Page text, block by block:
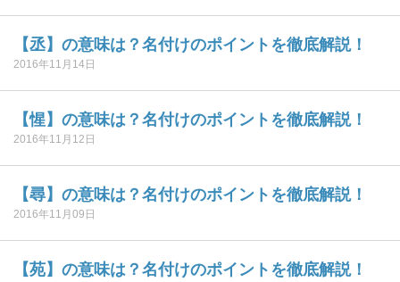
【丞】の意味は？名付けのポイントを徹底解説！
2016年11月14日
【惺】の意味は？名付けのポイントを徹底解説！
2016年11月12日
【尋】の意味は？名付けのポイントを徹底解説！
2016年11月09日
【苑】の意味は？名付けのポイントを徹底解説！